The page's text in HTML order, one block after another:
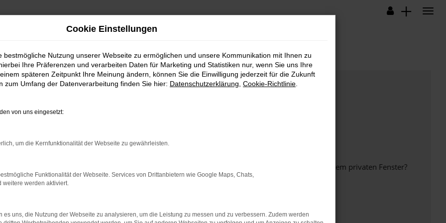
bestimmter Seiten verhindern. Funktioniert die Seite in einem anderen Browser oder in einem privaten Fenster?
beheben.
auf dem neuesten Stand sind.
kann auch dazu führen, dass bestimmte Funktionen nicht mehr unterstützt werden.
Cookie Einstellungen
bestmögliche Nutzung unserer Webseite zu ermöglichen und unsere Kommunikation mit Ihnen zu
Ihre Präferenzen und verarbeiten Daten für Marketing und Statistiken nur, wenn Sie uns Ihre
späteren Zeitpunkt Ihre Meinung ändern, können Sie die Einwilligung jederzeit für die Zukunft
zum Umfang der Datenverarbeitung finden Sie hier: Datenschutzerklärung Cookie-Richtlinie
von uns eingesetzt:
um die Kernfunktionalität der Webseite zu gewährleisten.
Funktionalität der Webseite. Services von Drittanbietern wie Google Maps, Chats,
weitere werden aktiviert.
es uns, die Nutzung der Webseite zu analysieren, um die Leistung zu messen und zu verbessern. Zudem werden